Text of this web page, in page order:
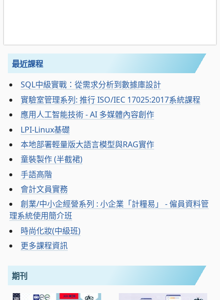
最近課程
SQL中級實戰：從需求分析到數據庫設計
實驗室管理系列: 推行 ISO/IEC 17025:2017系統課程
應用人工智能技術 - AI 多媒體內容創作
LPI-Linux基礎
本地部署輕量版大語言模型與RAG實作
童裝製作 (半截裙)
手語高階
會計文員實務
創業/中小企經營系列 : 小企業「計糧易」 - 僱員資料管
理系統使用簡介班
時尚化妝(中級班)
更多課程資訊
期刊